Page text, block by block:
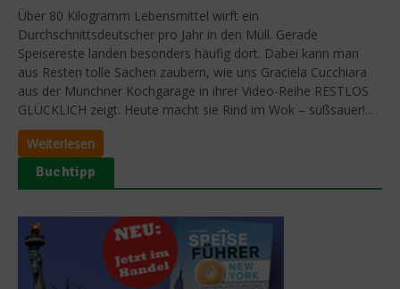
Über 80 Kilogramm Lebensmittel wirft ein
Durchschnittsdeutscher pro Jahr in den Müll. Gerade
Speisereste landen besonders häufig dort. Dabei kann man
aus Resten tolle Sachen zaubern, wie uns Graciela Cucchiara
aus der Münchner Kochgarage in ihrer Video-Reihe RESTLOS
GLÜCKLICH zeigt. Heute macht sie Rind im Wok – süßsauer!...
Weiterlesen
Buchtipp